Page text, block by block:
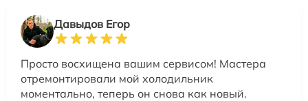
Давыдов Егор
Просто восхищена вашим сервисом! Мастера
отремонтировали мой холодильник
моментально, теперь он снова как новый.